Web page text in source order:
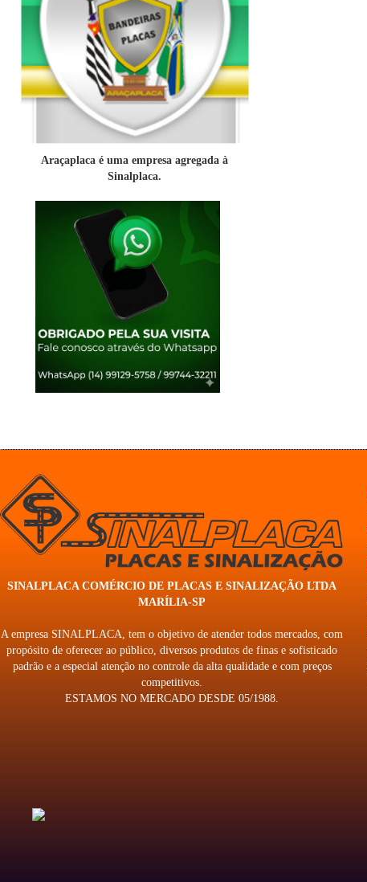
Araçaplaca é uma empresa agregada à
Sinalplaca.
SINALPLACA COMÉRCIO DE PLACAS E SINALIZAÇÃO LTDA
MARÍLIA-SP
A empresa SINALPLACA, tem o objetivo de atender todos mercados, com
propósito de oferecer ao público, diversos produtos de finas e sofisticado
padrão e a especial atenção no controle da alta qualidade e com preços
competitivos.
ESTAMOS NO MERCADO DESDE 05/1988.